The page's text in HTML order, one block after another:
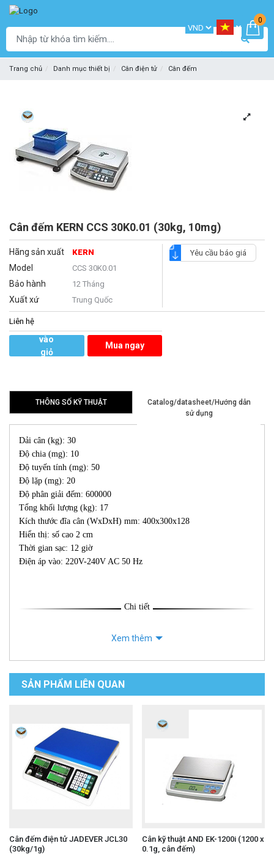
0
Trang chủ Danh mục thiết bị Cân điện tử Cân đếm
Cân đếm KERN CCS 30K0.01 (30kg, 10mg)
Hãng sản xuất KERN
Model CCS 30K0.01
Bảo hành 12 Tháng
Xuất xứ Trung Quốc
Yêu cầu báo giá
Liên hệ
vào
giỏ
Mua ngay
THÔNG SỐ KỸ THUẬT
Catalog/datasheet/Hướng dẫn
sử dụng
Dải cân (kg): 30
Độ chia (mg): 10
Độ tuyến tính (mg): 50
Độ lặp (mg): 20
Độ phân giải đếm: 600000
Tổng khối lượng (kg): 17
Kích thước đĩa cân (WxDxH) mm: 400x300x128
Hiển thị: số cao 2 cm
Thời gian sạc: 12 giờ
Điện áp vào: 220V-240V AC 50 Hz
Chi tiết
Xem thêm
SẢN PHẨM LIÊN QUAN
Cân đếm điện tử JADEVER JCL30
(30kg/1g)
Cân kỹ thuật AND EK-1200i (1200 x
0.1g, cân đếm)